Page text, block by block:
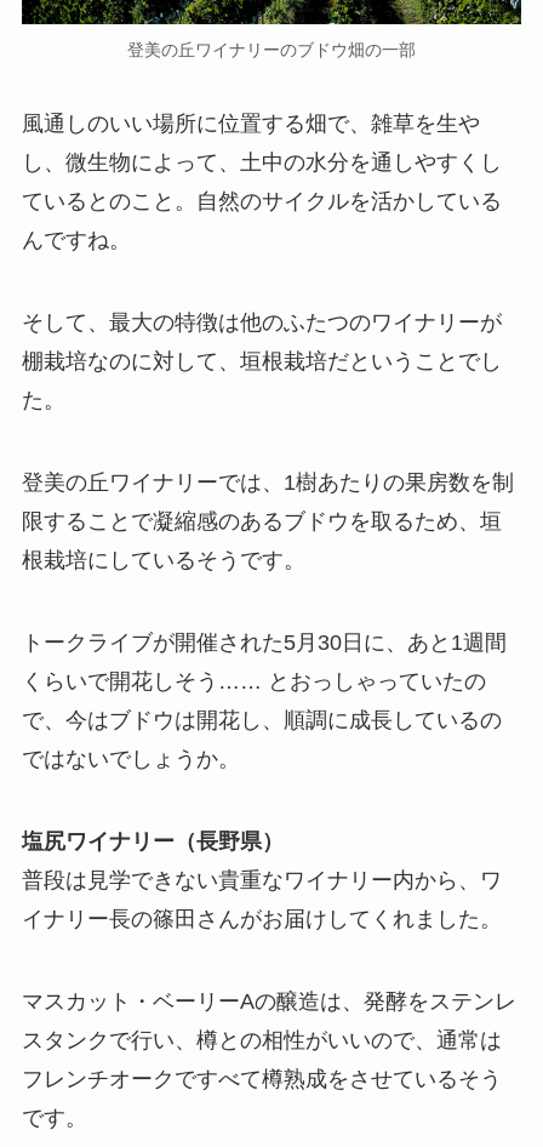
登美の丘ワイナリーのブドウ畑の一部
風通しのいい場所に位置する畑で、雑草を生や
し、微生物によって、土中の水分を通しやすくし
ているとのこと。自然のサイクルを活かしている
んですね。
そして、最大の特徴は他のふたつのワイナリーが
棚栽培なのに対して、垣根栽培だということでし
た。
登美の丘ワイナリーでは、1樹あたりの果房数を制
限することで凝縮感のあるブドウを取るため、垣
根栽培にしているそうです。
トークライブが開催された5月30日に、あと1週間
くらいで開花しそう…… とおっしゃっていたの
で、今はブドウは開花し、順調に成長しているの
ではないでしょうか。
塩尻ワイナリー（長野県）
普段は見学できない貴重なワイナリー内から、ワ
イナリー長の篠田さんがお届けしてくれました。
マスカット・ベーリーAの醸造は、発酵をステンレ
スタンクで行い、樽との相性がいいので、通常は
フレンチオークですべて樽熟成をさせているそう
です。